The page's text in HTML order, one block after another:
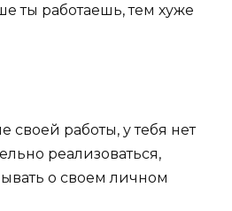
ты работаешь, тем хуже
своей работы, у тебя нет
реализоваться,
о своем личном